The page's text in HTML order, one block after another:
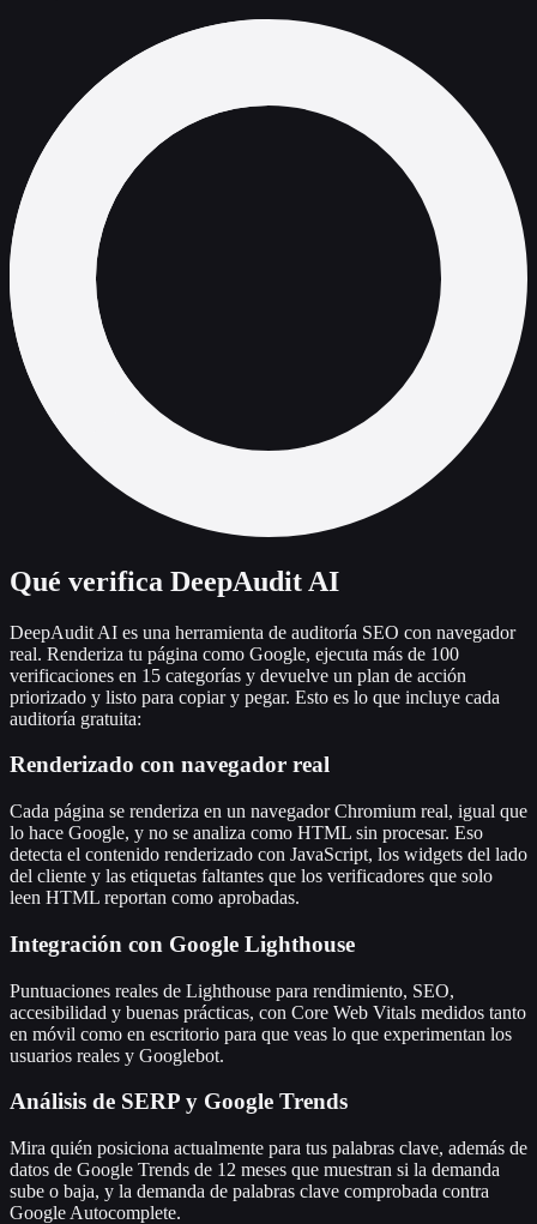
Qué verifica DeepAudit AI
DeepAudit AI es una herramienta de auditoría SEO con navegador
real. Renderiza tu página como Google, ejecuta más de 100
verificaciones en 15 categorías y devuelve un plan de acción
priorizado y listo para copiar y pegar. Esto es lo que incluye cada
auditoría gratuita:
Renderizado con navegador real
Cada página se renderiza en un navegador Chromium real, igual que
lo hace Google, y no se analiza como HTML sin procesar. Eso
detecta el contenido renderizado con JavaScript, los widgets del lado
del cliente y las etiquetas faltantes que los verificadores que solo
leen HTML reportan como aprobadas.
Integración con Google Lighthouse
Puntuaciones reales de Lighthouse para rendimiento, SEO,
accesibilidad y buenas prácticas, con Core Web Vitals medidos tanto
en móvil como en escritorio para que veas lo que experimentan los
usuarios reales y Googlebot.
Análisis de SERP y Google Trends
Mira quién posiciona actualmente para tus palabras clave, además de
datos de Google Trends de 12 meses que muestran si la demanda
sube o baja, y la demanda de palabras clave comprobada contra
Google Autocomplete.